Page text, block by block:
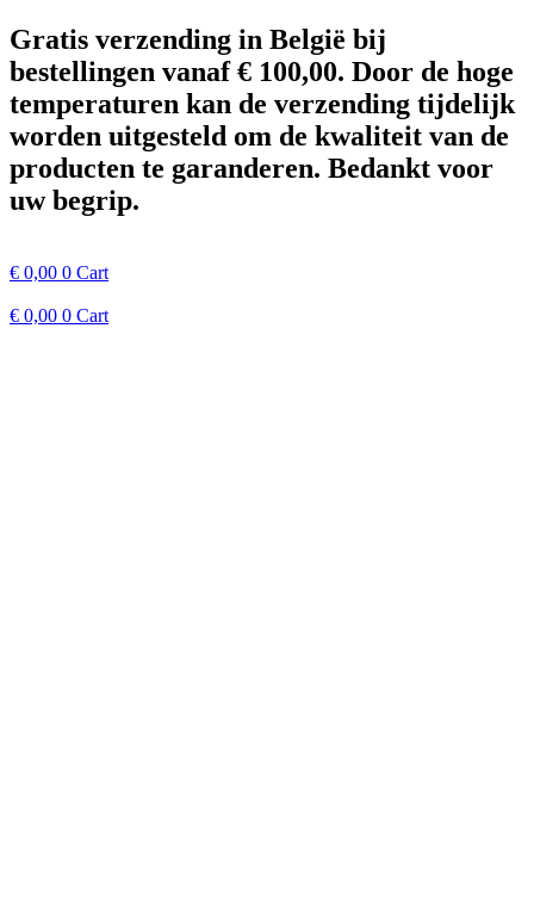
Spring
naar
de
inhoud
Gratis verzending in België bij
bestellingen vanaf € 100,00. Door de hoge
temperaturen kan de verzending tijdelijk
worden uitgesteld om de kwaliteit van de
producten te garanderen. Bedankt voor
uw begrip.
€ 0,00 0 Cart
€ 0,00 0 Cart